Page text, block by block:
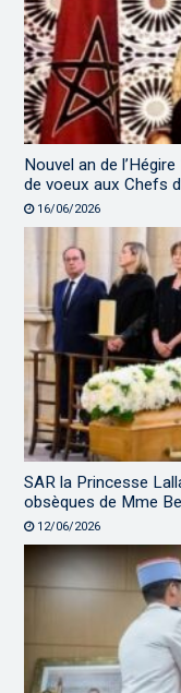
Nouvel an de
de voeux aux Chefs
16/06/2026
SAR la Princesse
obsèques de Mme
12/06/2026